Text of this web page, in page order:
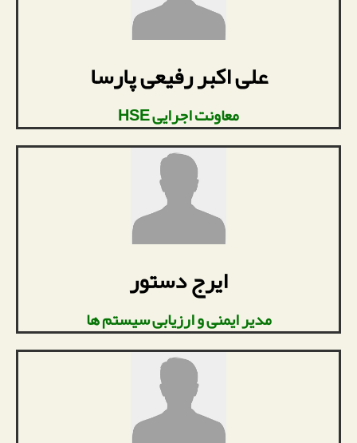
علی اکبر رفیعی پارسا
معاونت اجرایی HSE
ایرج دستور
مدیر ایمنی و ارزیابی سیستم ها